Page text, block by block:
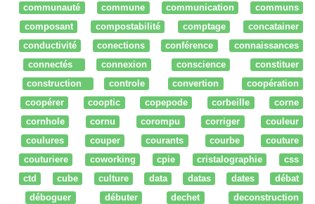
communauté
commune communication
communs
composant
compostabilité comptage
concatainer
conductivité
conections conférence
connaissances
connectés
connexion conscience
constituer
construction
controle convertion
coopération
coopérer
cooptic copepode corbeille
corne
cornhole
cornu corompu corriger
couleur
coulures
couper courants courbe
couture
couturiere
coworking cpie cristalographie
css
ctd
cube culture data datas dates
débat
déboguer
débuter dechet
deconstruction